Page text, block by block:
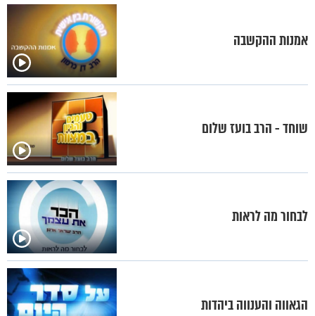
אמנות ההקשבה
שוחד - הרב בועז שלום
לבחור מה לראות
הגאווה והענווה ביהדות